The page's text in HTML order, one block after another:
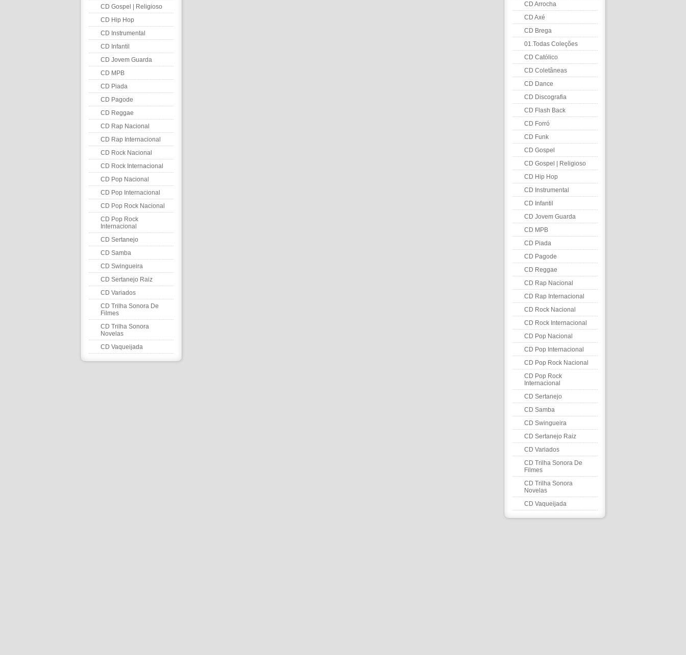
CD Gospel | Religioso
CD Hip Hop
CD Instrumental
CD Infantil
CD Jovem Guarda
CD MPB
CD Piada
CD Pagode
CD Reggae
CD Rap Nacional
CD Rap Internacional
CD Rock Nacional
CD Rock Internacional
CD Pop Nacional
CD Pop Internacional
CD Pop Rock Nacional
CD Pop Rock
Internacional
CD Sertanejo
CD Samba
CD Swingueira
CD Sertanejo Raiz
CD Variados
CD Trilha Sonora De
Filmes
CD Trilha Sonora
Novelas
CD Vaqueijada
CD Arrocha
CD Axé
CD Brega
01.Todas Coleções
CD Católico
CD Coletâneas
CD Dance
CD Discografia
CD Flash Back
CD Forró
CD Funk
CD Gospel
CD Gospel | Religioso
CD Hip Hop
CD Instrumental
CD Infantil
CD Jovem Guarda
CD MPB
CD Piada
CD Pagode
CD Reggae
CD Rap Nacional
CD Rap Internacional
CD Rock Nacional
CD Rock Internacional
CD Pop Nacional
CD Pop Internacional
CD Pop Rock Nacional
CD Pop Rock
Internacional
CD Sertanejo
CD Samba
CD Swingueira
CD Sertanejo Raiz
CD Variados
CD Trilha Sonora De
Filmes
CD Trilha Sonora
Novelas
CD Vaqueijada